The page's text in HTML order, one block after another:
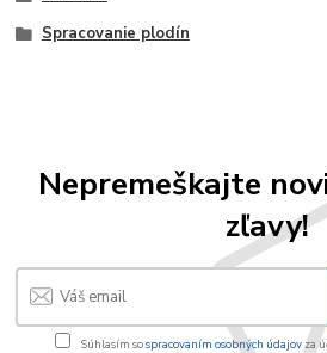
Spracovanie plodín
Nepremeškajte
zľavy!
Súhlasím sospracovaním osobných údajovza